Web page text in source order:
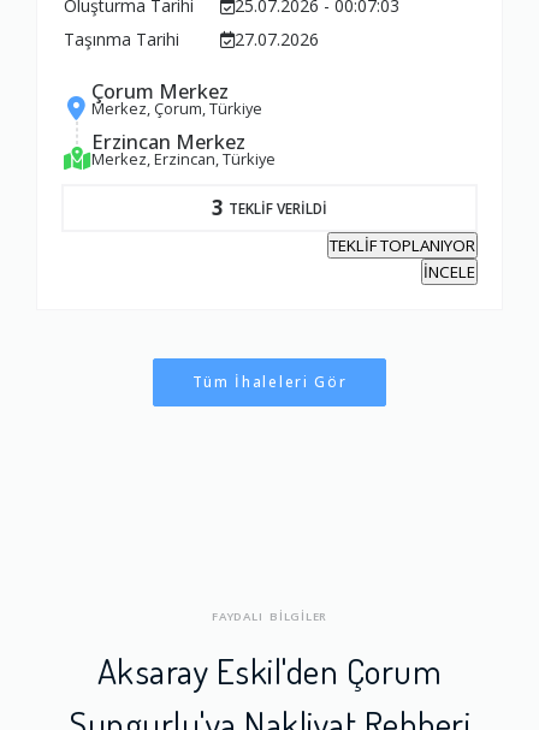
Oluşturma Tarihi
25.07.2026 - 00:07:03
Taşınma Tarihi
27.07.2026
Çorum Merkez
Merkez, Çorum, Türkiye
Erzincan Merkez
Merkez, Erzincan, Türkiye
3 TEKLİF VERİLDİ
TEKLİF TOPLANIYOR
İNCELE
Tüm İhaleleri Gör
FAYDALI BİLGİLER
Aksaray Eskil'den Çorum